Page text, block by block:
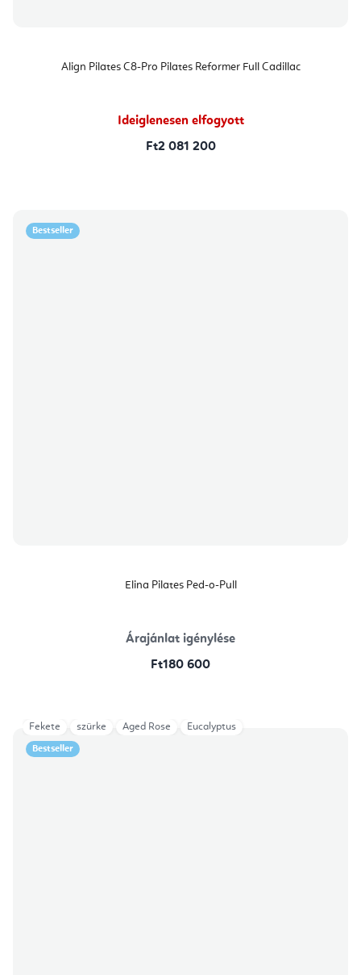
Align Pilates C8-Pro Pilates Reformer Full Cadillac
Ideiglenesen elfogyott
Ft2 081 200
Bestseller
Elina Pilates Ped-o-Pull
Árajánlat igénylése
Ft180 600
Bestseller
Fekete szürke Aged Rose Eucalyptus